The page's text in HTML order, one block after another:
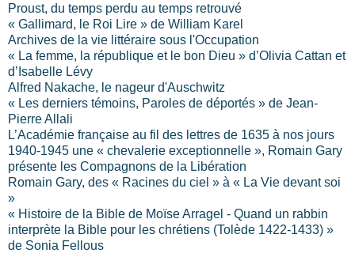
Proust, du temps perdu au temps retrouvé
« Gallimard, le Roi Lire » de William Karel
Archives de la vie littéraire sous l'Occupation
« La femme, la république et le bon Dieu » d’Olivia Cattan et
d’Isabelle Lévy
Alfred Nakache, le nageur d'Auschwitz
« Les derniers témoins, Paroles de déportés » de Jean-
Pierre Allali
L’Académie française au fil des lettres de 1635 à nos jours
1940-1945 une « chevalerie exceptionnelle », Romain Gary
présente les Compagnons de la Libération
Romain Gary, des « Racines du ciel » à « La Vie devant soi
»
« Histoire de la Bible de Moïse Arragel - Quand un rabbin
interprète la Bible pour les chrétiens (Tolède 1422-1433) »
de Sonia Fellous